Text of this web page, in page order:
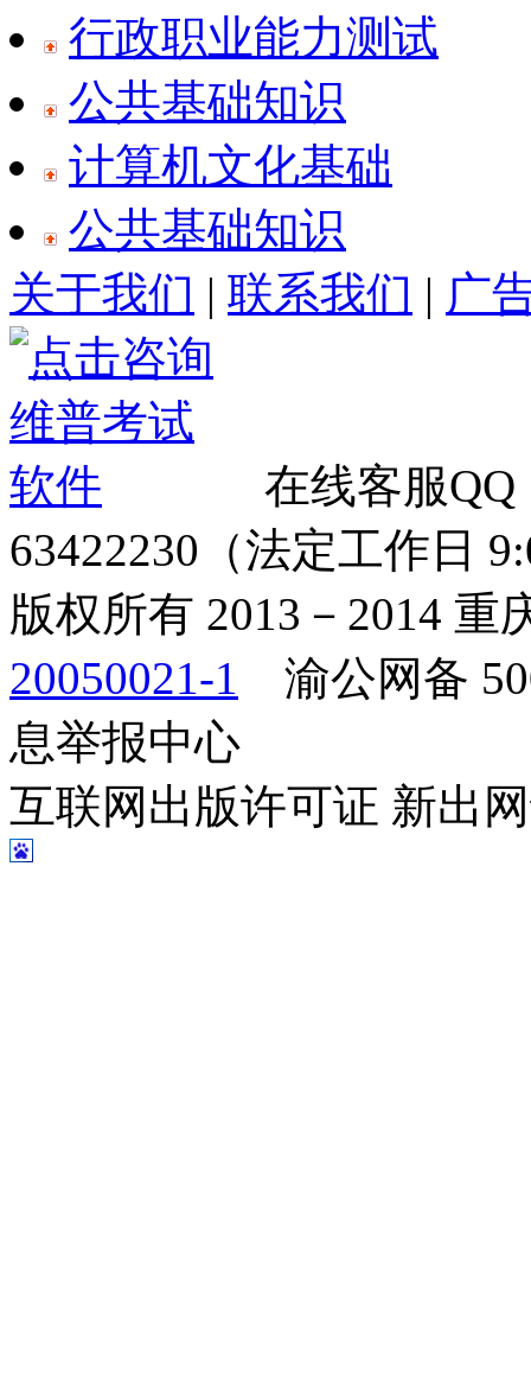
行政职业能力测试
公共基础知识
计算机文化基础
公共基础知识
关于我们 | 联系我们 | 广
在线客服QQ
63422230（法定工作日
版权所有 2013－2014
20050021-1 渝公网备
息举报中心
互联网出版许可证 新出